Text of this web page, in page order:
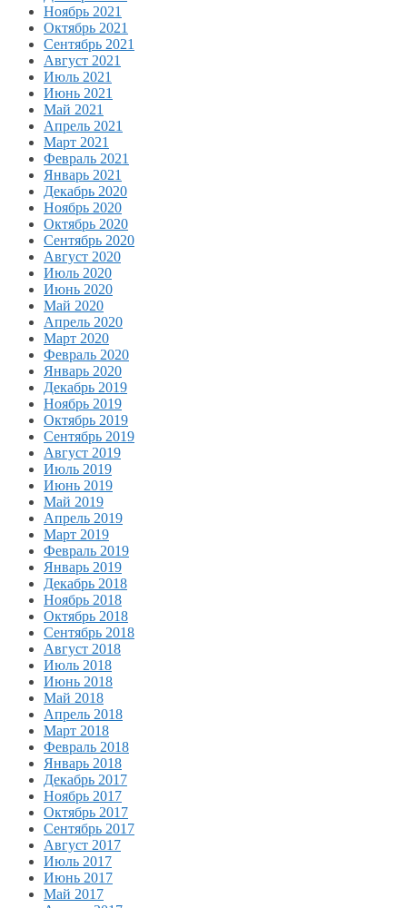
Ноябрь 2021
Октябрь 2021
Сентябрь 2021
Август 2021
Июль 2021
Июнь 2021
Май 2021
Апрель 2021
Март 2021
Февраль 2021
Январь 2021
Декабрь 2020
Ноябрь 2020
Октябрь 2020
Сентябрь 2020
Август 2020
Июль 2020
Июнь 2020
Май 2020
Апрель 2020
Март 2020
Февраль 2020
Январь 2020
Декабрь 2019
Ноябрь 2019
Октябрь 2019
Сентябрь 2019
Август 2019
Июль 2019
Июнь 2019
Май 2019
Апрель 2019
Март 2019
Февраль 2019
Январь 2019
Декабрь 2018
Ноябрь 2018
Октябрь 2018
Сентябрь 2018
Август 2018
Июль 2018
Июнь 2018
Май 2018
Апрель 2018
Март 2018
Февраль 2018
Январь 2018
Декабрь 2017
Ноябрь 2017
Октябрь 2017
Сентябрь 2017
Август 2017
Июль 2017
Июнь 2017
Май 2017